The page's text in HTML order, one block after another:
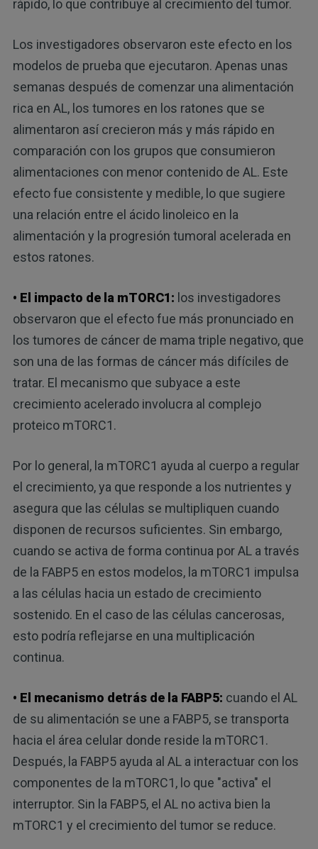
rápido, lo que contribuye al crecimiento del tumor.
Los investigadores observaron este efecto en los
modelos de prueba que ejecutaron. Apenas unas
semanas después de comenzar una alimentación
rica en AL, los tumores en los ratones que se
alimentaron así crecieron más y más rápido en
comparación con los grupos que consumieron
alimentaciones con menor contenido de AL. Este
efecto fue consistente y medible, lo que sugiere
una relación entre el ácido linoleico en la
alimentación y la progresión tumoral acelerada en
estos ratones.
• El impacto de la mTORC1: los investigadores
observaron que el efecto fue más pronunciado en
los tumores de cáncer de mama triple negativo, que
son una de las formas de cáncer más difíciles de
tratar. El mecanismo que subyace a este
crecimiento acelerado involucra al complejo
proteico mTORC1.
Por lo general, la mTORC1 ayuda al cuerpo a regular
el crecimiento, ya que responde a los nutrientes y
asegura que las células se multipliquen cuando
disponen de recursos suficientes. Sin embargo,
cuando se activa de forma continua por AL a través
de la FABP5 en estos modelos, la mTORC1 impulsa
a las células hacia un estado de crecimiento
sostenido. En el caso de las células cancerosas,
esto podría reflejarse en una multiplicación
continua.
• El mecanismo detrás de la FABP5: cuando el AL
de su alimentación se une a FABP5, se transporta
hacia el área celular donde reside la mTORC1.
Después, la FABP5 ayuda al AL a interactuar con los
componentes de la mTORC1, lo que "activa" el
interruptor. Sin la FABP5, el AL no activa bien la
mTORC1 y el crecimiento del tumor se reduce.